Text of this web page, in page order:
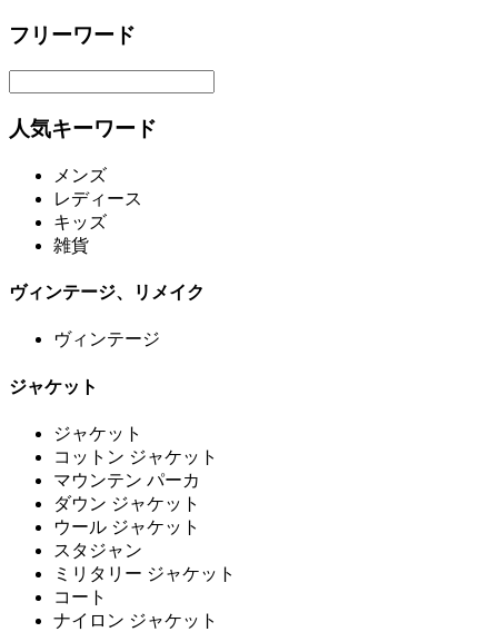
フリーワード
人気キーワード
メンズ
レディース
キッズ
雑貨
ヴィンテージ、リメイク
ヴィンテージ
ジャケット
ジャケット
コットン ジャケット
マウンテン パーカ
ダウン ジャケット
ウール ジャケット
スタジャン
ミリタリー ジャケット
コート
ナイロン ジャケット